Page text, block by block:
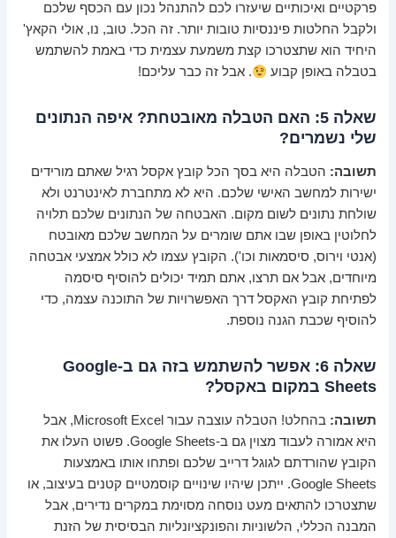
פרקטיים ואיכותיים שיעזרו לכם להתנהל נכון עם הכסף שלכם
ולקבל החלטות פיננסיות טובות יותר. זה הכל. טוב, נו, אולי הקאץ'
היחיד הוא שתצטרכו קצת משמעת עצמית כדי באמת להשתמש
בטבלה באופן קבוע
. אבל זה כבר עליכם!
שאלה 5: האם הטבלה מאובטחת? איפה הנתונים
שלי נשמרים?
תשובה: הטבלה היא בסך הכל קובץ אקסל רגיל שאתם מורידים
ישירות למחשב האישי שלכם. היא לא מתחברת לאינטרנט ולא
שולחת נתונים לשום מקום. האבטחה של הנתונים שלכם תלויה
לחלוטין באופן שבו אתם שומרים על המחשב שלכם מאובטח
(אנטי וירוס, סיסמאות וכו'). הקובץ עצמו לא כולל אמצעי אבטחה
מיוחדים, אבל אם תרצו, אתם תמיד יכולים להוסיף סיסמה
לפתיחת קובץ האקסל דרך האפשרויות של התוכנה עצמה, כדי
להוסיף שכבת הגנה נוספת.
שאלה 6: אפשר להשתמש בזה גם ב-Google
Sheets במקום באקסל?
תשובה:
בהחלט! הטבלה עוצבה עבור Microsoft Excel, אבל
היא אמורה לעבוד מצוין גם ב-Google Sheets. פשוט העלו את
הקובץ שהורדתם לגוגל דרייב שלכם ופתחו אותו באמצעות
Google Sheets. ייתכן שיהיו שינויים קוסמטיים קטנים בעיצוב, או
שתצטרכו להתאים מעט נוסחה מסוימת במקרים נדירים, אבל
המבנה הכללי, הלשוניות והפונקציונליות הבסיסית של הזנת